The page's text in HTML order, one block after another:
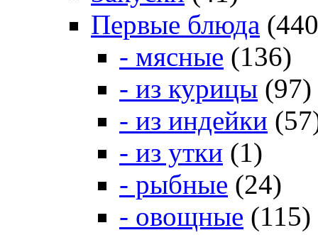
Первые блюда
- мясные (136)
- из курицы (97)
- из индейки
- из утки (1)
- рыбные (24)
- овощные (115)